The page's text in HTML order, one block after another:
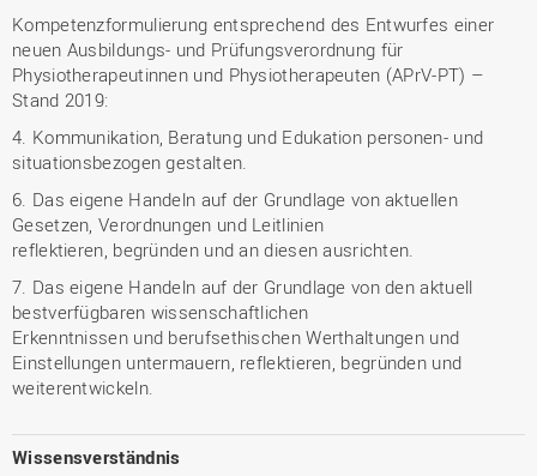
Kompetenzformulierung entsprechend des Entwurfes einer
neuen Ausbildungs- und Prüfungsverordnung für
Physiotherapeutinnen und Physiotherapeuten (APrV-PT) –
Stand 2019:
4. Kommunikation, Beratung und Edukation personen- und
situationsbezogen gestalten.
6. Das eigene Handeln auf der Grundlage von aktuellen
Gesetzen, Verordnungen und Leitlinien
reflektieren, begründen und an diesen ausrichten.
7. Das eigene Handeln auf der Grundlage von den aktuell
bestverfügbaren wissenschaftlichen
Erkenntnissen und berufsethischen Werthaltungen und
Einstellungen untermauern, reflektieren, begründen und
weiterentwickeln.
Wissensverständnis